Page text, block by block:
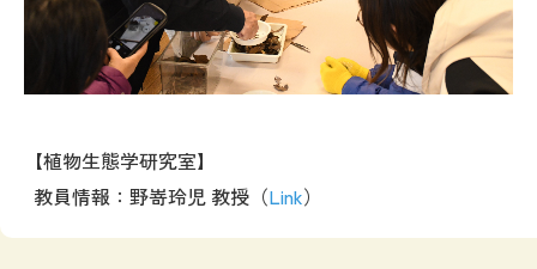
【植物生態学研究室】
教員情報：野嵜玲児 教授（Link）